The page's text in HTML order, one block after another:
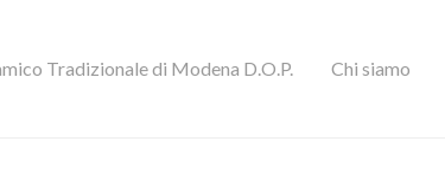
Tradizionale di Modena D.O.P. Chi siamo